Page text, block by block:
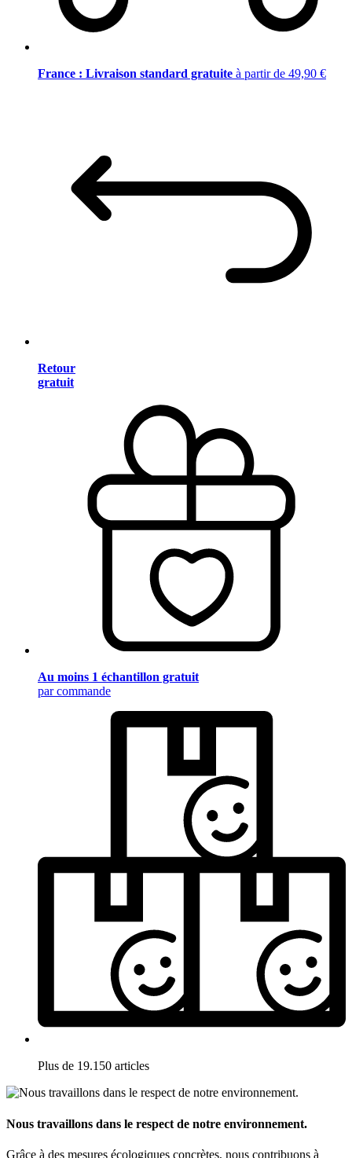
France : Livraison standard gratuite à partir de 49,90 €
Retour
gratuit
Au moins 1 échantillon gratuit
par commande
Plus de 19.150 articles
Nous travaillons dans le respect de notre environnement.
Grâce à des mesures écologiques concrètes, nous contribuons à